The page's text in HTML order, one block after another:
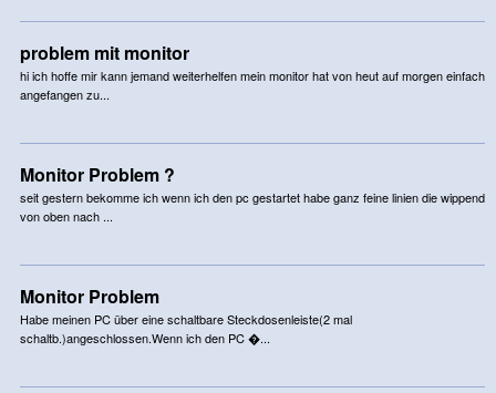
problem mit monitor
hi ich hoffe mir kann jemand weiterhelfen mein monitor hat von heut auf morgen einfach
angefangen zu...
Monitor Problem ?
seit gestern bekomme ich wenn ich den pc gestartet habe ganz feine linien die wippend
von oben nach ...
Monitor Problem
Habe meinen PC über eine schaltbare Steckdosenleiste(2 mal
schaltb.)angeschlossen.Wenn ich den PC �...